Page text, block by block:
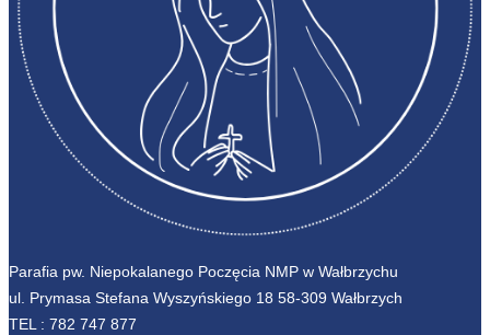
Parafia pw. Niepokalanego Poczęcia NMP w Wałbrzychu
ul. Prymasa Stefana Wyszyńskiego 18 58-309 Wałbrzych
TEL : 782 747 877